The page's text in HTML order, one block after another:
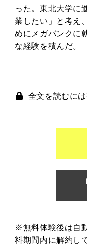
った。東北大学に
業したい」と考え
めにメガバンクに
な経験を積んだ。
全文を読むに
※無料体験後は自
料期間内に解約し